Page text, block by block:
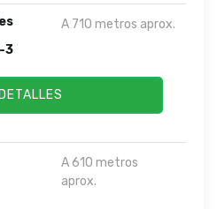
3
A 710 metros aprox.
A 610 metros
aprox.